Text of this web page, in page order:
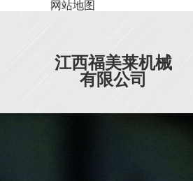
网站地图
江西福美莱机械
有限公司